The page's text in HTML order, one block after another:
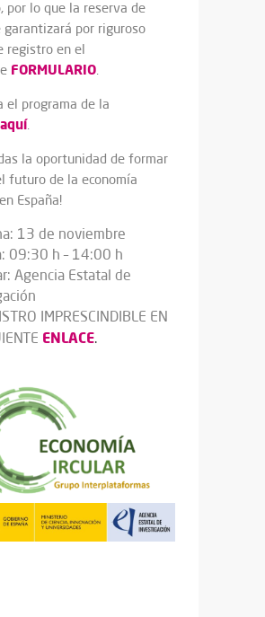
por lo que la reserva de
garantizará por riguroso
registro en el
FORMULARIO.
el programa de la
aquí.
la oportunidad de formar
futuro de la economía
España!
13 de noviembre
09:30 h – 14:00 h
Agencia Estatal de
IMPRESCINDIBLE EN
ENLACE.